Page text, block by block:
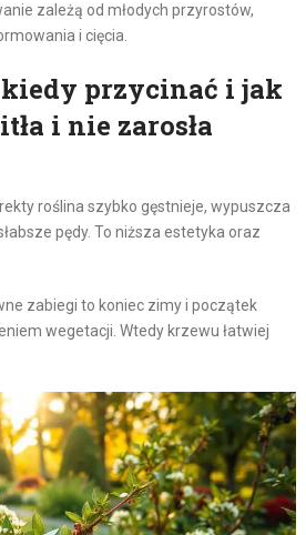
zależą od młodych przyrostów,
i cięcia.
przycinać i jak
i nie zarosła
roślina szybko gęstnieje, wypuszcza
pędy. To niższa estetyka oraz
zabiegi to koniec zimy i początek
wegetacji. Wtedy krzewu łatwiej